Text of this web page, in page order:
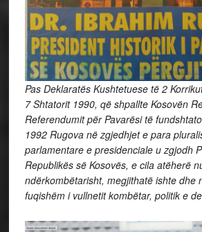
Pas Deklaratës Kushtetuese të 2
7 Shtatorit 1990, që shpallte Kosovën
Referendumit për Pavarësi të
1992 Rugova në zgjedhjet e para
parlamentare e presidenciale u zgjodh
Republikës së Kosovës, e cila atëherë
ndërkombëtarisht, megjithatë ishte dhe
fuqishëm i vullnetit kombëtar, politik e